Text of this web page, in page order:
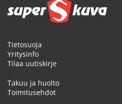
Tietosuoja
Yritysinfo
Tilaa uutiskirje
Takuu ja huolto
Toimitusehdot